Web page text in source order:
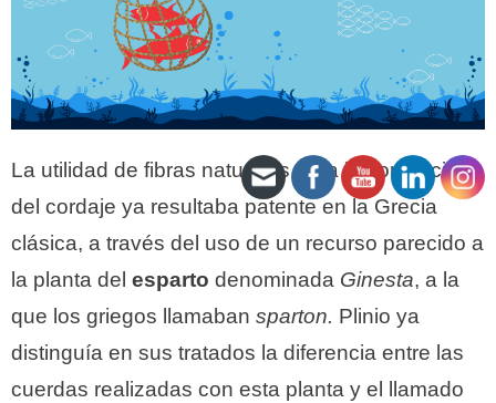
La utilidad de fibras naturales para la confección
del cordaje ya resultaba patente en la Grecia
clásica, a través del uso de un recurso parecido a
la planta del esparto denominada Ginesta, a la
que los griegos llamaban sparton. Plinio ya
distinguía en sus tratados la diferencia entre las
cuerdas realizadas con esta planta y el llamado